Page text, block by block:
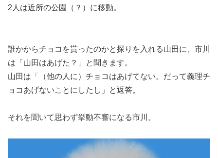
2人は近所の公園（？）に移動。
誰かからチョコを貰ったのかと探りを入れる山田に、市川
は「山田はあげた？」と聞きます。
山田は「（他の人に）チョコはあげてない。だって義理チ
ョコあげないことにしたし」と返答。
それを聞いて思わず挙動不審になる市川。